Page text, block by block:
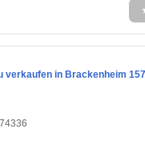
verkaufen in Brackenheim